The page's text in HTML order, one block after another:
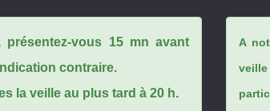
vous 15 mn avant
contraire.
la veille au plus tard à 20 h.
A